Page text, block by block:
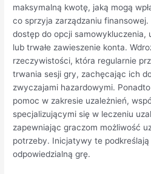
maksymalną kwotę, jaką mogą
co sprzyja zarządzaniu
dostęp do opcji samowykluczenia,
lub trwałe zawieszenie konta.
rzeczywistości, która regularnie
trwania sesji gry, zachęcając ich
zwyczajami hazardowymi.
pomoc w zakresie uzależnień,
specjalizującymi się w leczeniu
zapewniając graczom możliwość
potrzeby. Inicjatywy te
odpowiedzialną grę.